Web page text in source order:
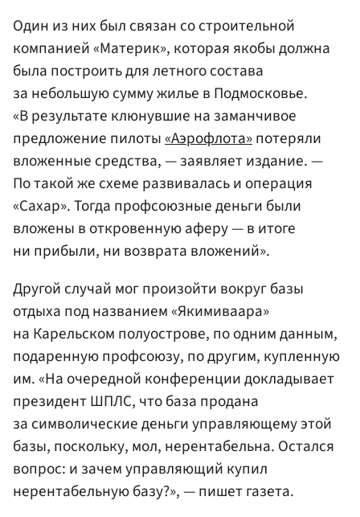
Один из них был связан со строительной
компанией «Материк», которая якобы должна
была построить для летного состава
за небольшую сумму жилье в Подмосковье.
«В результате клюнувшие на заманчивое
предложение пилоты«Аэрофлота»потеряли
вложенные средства, — заявляет издание. —
По такой же схеме развивалась и операция
«Сахар». Тогда профсоюзные деньги были
вложены в откровенную аферу — в итоге
ни прибыли, ни возврата вложений».
Другой случай мог произойти вокруг базы
отдыха под названием «Якимиваара»
на Карельском полуострове, по одним данным,
подаренную профсоюзу, по другим, купленную
им. «На очередной конференции докладывает
президент ШПЛС, что база продана
за символические деньги управляющему этой
базы, поскольку, мол, нерентабельна. Остался
вопрос: и зачем управляющий купил
нерентабельную базу?», — пишет газета.